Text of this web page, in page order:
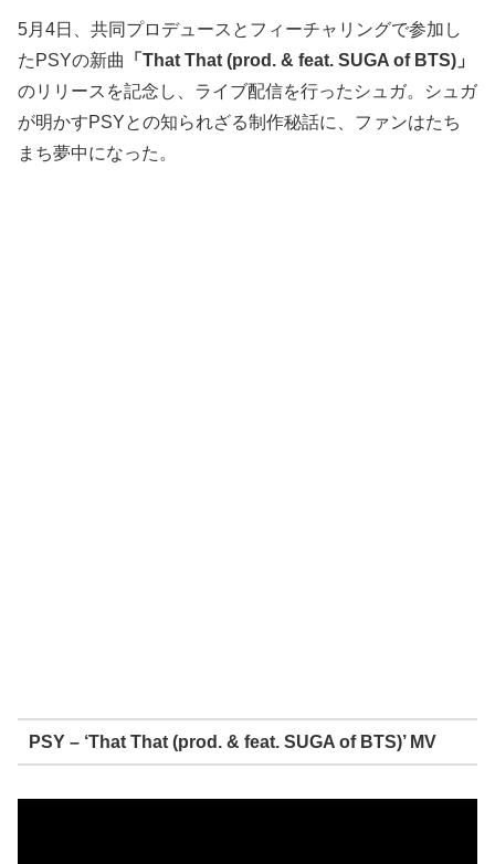
5月4日、共同プロデュースとフィーチャリングで参加し
たPSYの新曲
「That That (prod. & feat. SUGA of BTS)」
のリリースを記念し、ライブ配信を行ったシュガ。シュガ
が明かすPSYとの知られざる制作秘話に、ファンはたち
まち夢中になった。
PSY – ‘That That (prod. & feat. SUGA of BTS)’ MV